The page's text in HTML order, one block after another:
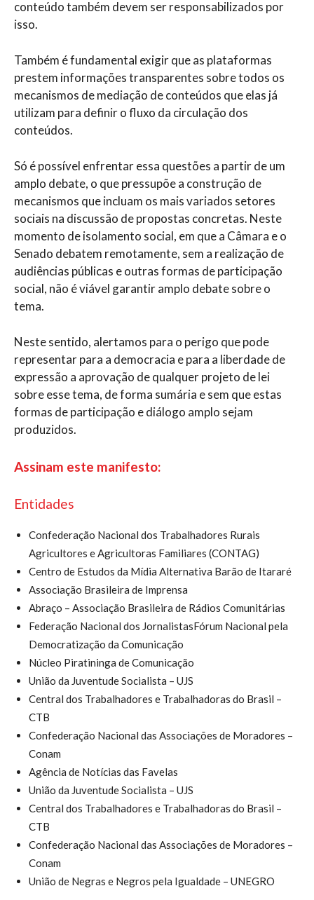
conteúdo também devem ser responsabilizados por
isso.
Também é fundamental exigir que as plataformas
prestem informações transparentes sobre todos os
mecanismos de mediação de conteúdos que elas já
utilizam para definir o fluxo da circulação dos
conteúdos.
Só é possível enfrentar essa questões a partir de um
amplo debate, o que pressupõe a construção de
mecanismos que incluam os mais variados setores
sociais na discussão de propostas concretas. Neste
momento de isolamento social, em que a Câmara e o
Senado debatem remotamente, sem a realização de
audiências públicas e outras formas de participação
social, não é viável garantir amplo debate sobre o
tema.
Neste sentido, alertamos para o perigo que pode
representar para a democracia e para a liberdade de
expressão a aprovação de qualquer projeto de lei
sobre esse tema, de forma sumária e sem que estas
formas de participação e diálogo amplo sejam
produzidos.
Assinam este manifesto:
Entidades
Confederação Nacional dos Trabalhadores Rurais
Agricultores e Agricultoras Familiares (CONTAG)
Centro de Estudos da Mídia Alternativa Barão de Itararé
Associação Brasileira de Imprensa
Abraço – Associação Brasileira de Rádios Comunitárias
Federação Nacional dos JornalistasFórum Nacional pela
Democratização da Comunicação
Núcleo Piratininga de Comunicação
União da Juventude Socialista – UJS
Central dos Trabalhadores e Trabalhadoras do Brasil –
CTB
Confederação Nacional das Associações de Moradores –
Conam
Agência de Notícias das Favelas
União da Juventude Socialista – UJS
Central dos Trabalhadores e Trabalhadoras do Brasil –
CTB
Confederação Nacional das Associações de Moradores –
Conam
União de Negras e Negros pela Igualdade – UNEGRO